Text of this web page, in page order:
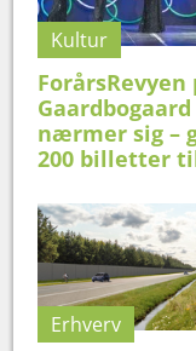
Kultur
ForårsRevyen
Gaardbogaard
nærmer sig –
200 billetter
Erhverv